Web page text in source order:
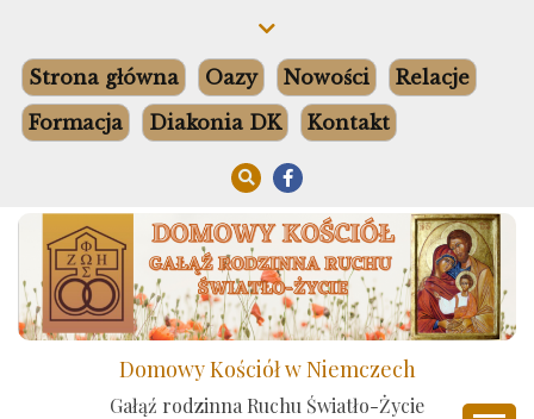
content
Strona główna Oazy Nowości
Relacje
Formacja
Diakonia DK Kontakt
Domowy Kościół w Niemczech
Gałąź rodzinna Ruchu Światło-Życie